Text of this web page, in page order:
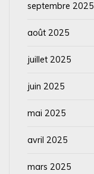
septembre 2025
août 2025
juillet 2025
juin 2025
mai 2025
avril 2025
mars 2025